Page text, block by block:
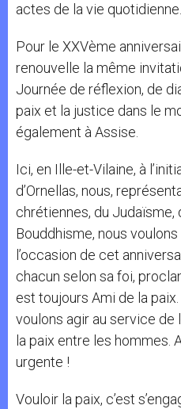
actes de la vie
Pour le XXVème
renouvelle la même
Journée de réflexion, de
paix et la justice dans le
également à Assise.
Ici, en Ille-et-Vilaine, à
d’Ornellas, nous,
chrétiennes, du Judaïsme,
Bouddhisme, nous
l’occasion de cet
chacun selon sa foi,
est toujours Ami de la paix.
voulons agir au service de
la paix entre les hommes.
urgente !
Vouloir la paix, c’est